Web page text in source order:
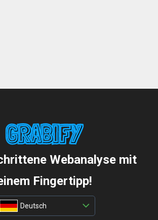
Webanalyse mit
Fingertipp!
Deutsch